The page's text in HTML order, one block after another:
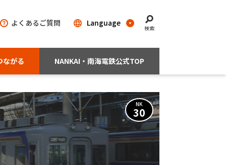
よくあるご質問
検索
ながる NANKAI・南海電鉄公式TOP
NK
30